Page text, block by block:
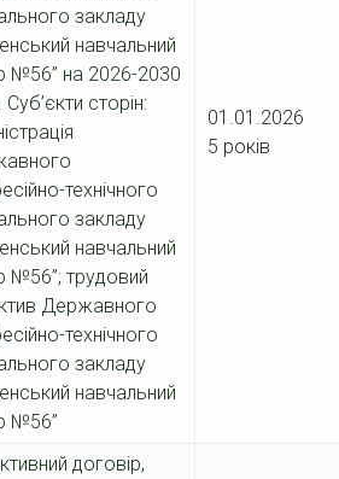
закладу
навчальний
№56” на 2026-2030
сторін:
технічного
закладу
навчальний
№56”; трудовий
Державного
технічного
закладу
навчальний
№56”
5 років
договір,